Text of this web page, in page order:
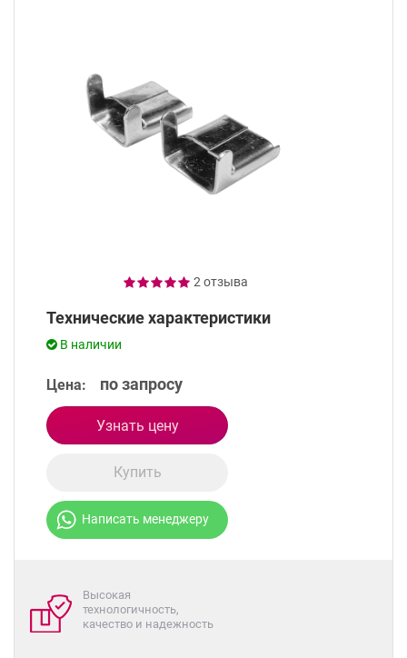
2 отзыва
Технические характеристики
В наличии
Цена: по запросу
Узнать цену
Купить
Написать менеджеру
Высокая
технологичность,
качество и надежность